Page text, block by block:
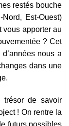
restés bouche
Est-Ouest)
vous apporter au
? Cet
nous a
dans une
de savoir
! On rentre la
futurs possibles